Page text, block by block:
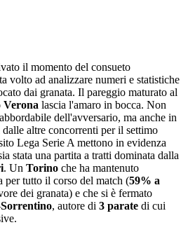
il momento del consueto
volto ad analizzare numeri e statistiche
dai granata. Il pareggio maturato al
Verona lascia l'amaro in bocca. Non
dell'avversario, ma anche in
altre concorrenti per il settimo
Lega Serie A mettono in evidenza
stata una partita a tratti dominata dalla
. Un Torino che ha mantenuto
per tutto il corso del match (59% a
dei granata) e che si è fermato
Sorrentino, autore di 3 parate di cui